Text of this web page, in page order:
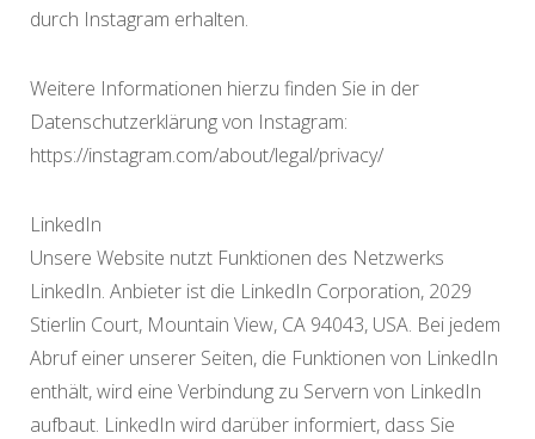
durch Instagram erhalten.
Weitere Informationen hierzu finden Sie in der
Datenschutzerklärung von Instagram:
https://instagram.com/about/legal/privacy/
LinkedIn
Unsere Website nutzt Funktionen des Netzwerks
LinkedIn. Anbieter ist die LinkedIn Corporation, 2029
Stierlin Court, Mountain View, CA 94043, USA. Bei jedem
Abruf einer unserer Seiten, die Funktionen von LinkedIn
enthält, wird eine Verbindung zu Servern von LinkedIn
aufbaut. LinkedIn wird darüber informiert, dass Sie